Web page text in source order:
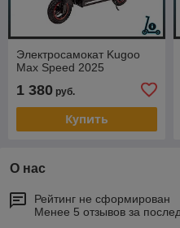
Электросамокат Kugoo
Max Speed 2025
1 380 руб.
Купить
О нас
Рейтинг не сформирован
Менее 5 отзывов за